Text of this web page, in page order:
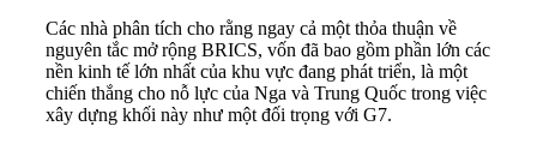
Các nhà phân tích cho rằng ngay cả một thỏa thuận về
nguyên tắc mở rộng BRICS, vốn đã bao gồm phần lớn các
nền kinh tế lớn nhất của khu vực đang phát triển, là một
chiến thắng cho nỗ lực của Nga và Trung Quốc trong việc
xây dựng khối này như một đối trọng với G7.